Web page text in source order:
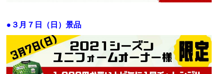
●３月７日（日）景品